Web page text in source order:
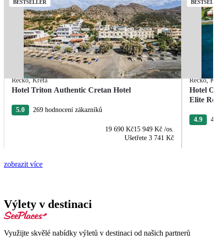
BESTSELLER
Řecko,Kréta
Hotel Triton Authentic Cretan Hotel
5.0 269 hodnocení zákazníků
19 690 Kč15 949 Kč /os.
Ušetřete 3 741 Kč
Řecko,
Hotel
Elite
4.9
zobrazit více
Výlety v destinaci
Využijte skvělé nabídky výletů v destinaci od našich partnerů